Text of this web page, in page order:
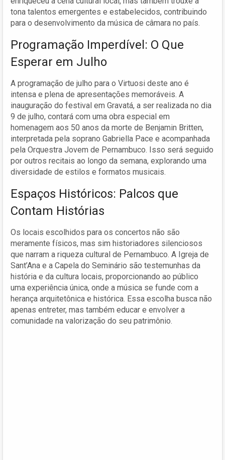
tona talentos emergentes e estabelecidos, contribuindo
para o desenvolvimento da música de câmara no país.
Programação Imperdível: O Que
Esperar em Julho
A programação de julho para o Virtuosi deste ano é
intensa e plena de apresentações memoráveis. A
inauguração do festival em Gravatá, a ser realizada no dia
9 de julho, contará com uma obra especial em
homenagem aos 50 anos da morte de Benjamin Britten,
interpretada pela soprano Gabriella Pace e acompanhada
pela Orquestra Jovem de Pernambuco. Isso será seguido
por outros recitais ao longo da semana, explorando uma
diversidade de estilos e formatos musicais.
Espaços Históricos: Palcos que
Contam Histórias
Os locais escolhidos para os concertos não são
meramente físicos, mas sim historiadores silenciosos
que narram a riqueza cultural de Pernambuco. A Igreja de
Sant’Ana e a Capela do Seminário são testemunhas da
história e da cultura locais, proporcionando ao público
uma experiência única, onde a música se funde com a
herança arquitetônica e histórica. Essa escolha busca não
apenas entreter, mas também educar e envolver a
comunidade na valorização do seu patrimônio.